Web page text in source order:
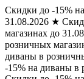
Скидки до -15%
31.08.2026 ★
магазинах до
розничных
диваны в
-15% на диваны в